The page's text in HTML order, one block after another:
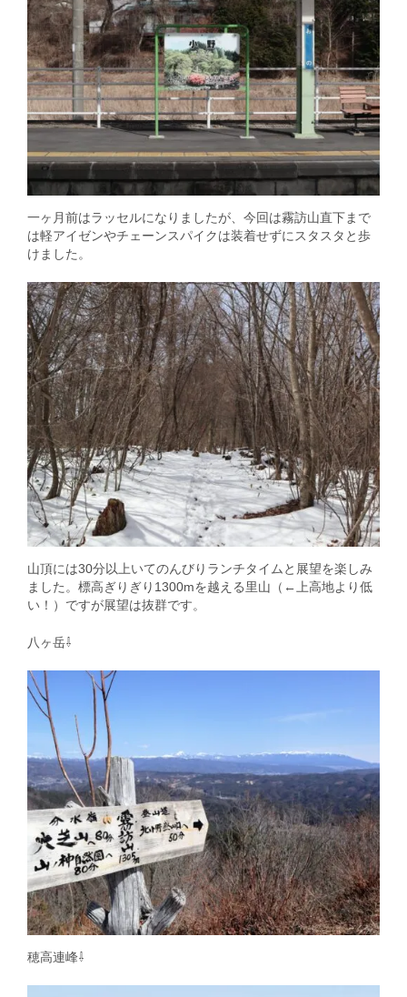
一ヶ月前はラッセルになりましたが、今回は霧訪山直下まで
は軽アイゼンやチェーンスパイクは装着せずにスタスタと歩
けました。
山頂には30分以上いてのんびりランチタイムと展望を楽しみ
ました。標高ぎりぎり1300mを越える里山（←上高地より低
い！）ですが展望は抜群です。
八ヶ岳⇩
穂高連峰⇩